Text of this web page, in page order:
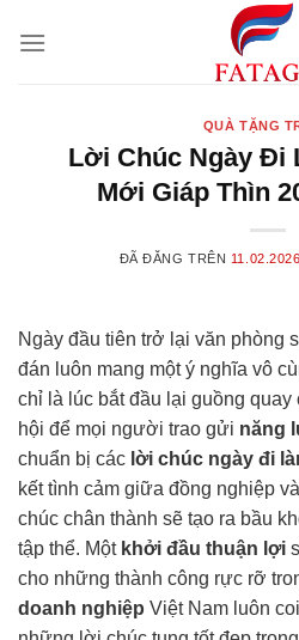
đến
QUÀ TẶNG
Lời Chúc Ngày Đi
Mới Giáp Thìn
ĐÃ ĐĂNG TRÊN 11.02.2026
Ngày đầu tiên trở lại văn phòng
đán luôn mang một ý nghĩa vô
chỉ là lúc bắt đầu lại guồng
hội để mọi người trao gửi năng
chuẩn bị các lời chúc ngày đi
kết tình cảm giữa đồng nghiệp
chúc chân thành sẽ tạo ra bầu
tập thể. Một khởi đầu thuận lợi
cho những thành công rực rỡ
doanh nghiệp Việt Nam luôn